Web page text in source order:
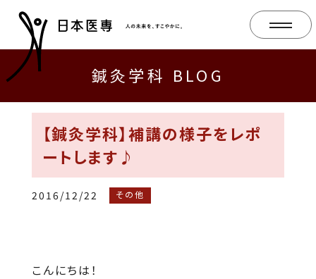
鍼灸学科 BLOG
【鍼灸学科】補講の様子をレポ
ートします♪
2016/12/22 その他
こんにちは！